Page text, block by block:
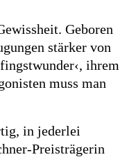
Geboren
stärker von
ihrem
muss man
in jederlei
Preisträgerin